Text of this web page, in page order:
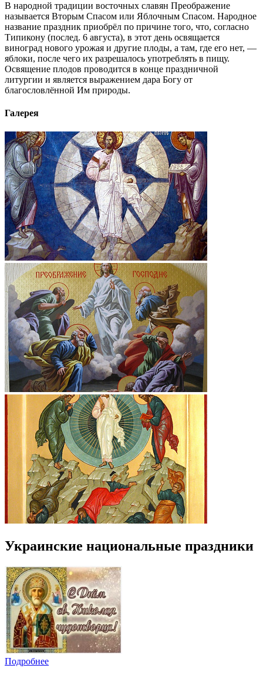
В народной традиции восточных славян Преображение
называется Вторым Спасом или Яблочным Спасом. Народное
название праздник приобрёл по причине того, что, согласно
Типикону (послед. 6 августа), в этот день освящается
виноград нового урожая и другие плоды, а там, где его нет, —
яблоки, после чего их разрешалось употреблять в пищу.
Освящение плодов проводится в конце праздничной
литургии и является выражением дара Богу от
благословлённой Им природы.
Галерея
Украинские национальные праздники
Подробнее